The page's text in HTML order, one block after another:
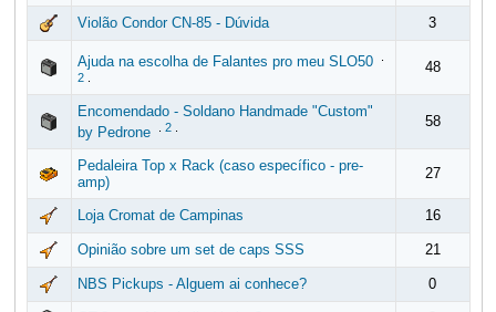
Violão Condor CN-85 - Dúvida 3
Ajuda na escolha de Falantes pro meu SLO50
2.
48
Encomendado - Soldano Handmade "Custom"
by Pedrone
2. 58
Pedaleira Top x Rack (caso específico - pre-
amp)
27
Loja Cromat de Campinas 16
Opinião sobre um set de caps SSS 21
NBS Pickups - Alguem ai conhece? 0